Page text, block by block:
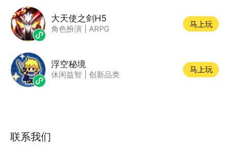
大天使之剑H5
角色扮演 ARPG
马上玩
浮空秘境
休闲益智 创新品类
马上玩
联系我们